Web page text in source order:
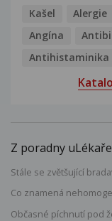
Kašel Alergie
Angína
Antihistaminika
Z poradny
Stále se zvětšující
Co znamená
Občasné píchnutí pod